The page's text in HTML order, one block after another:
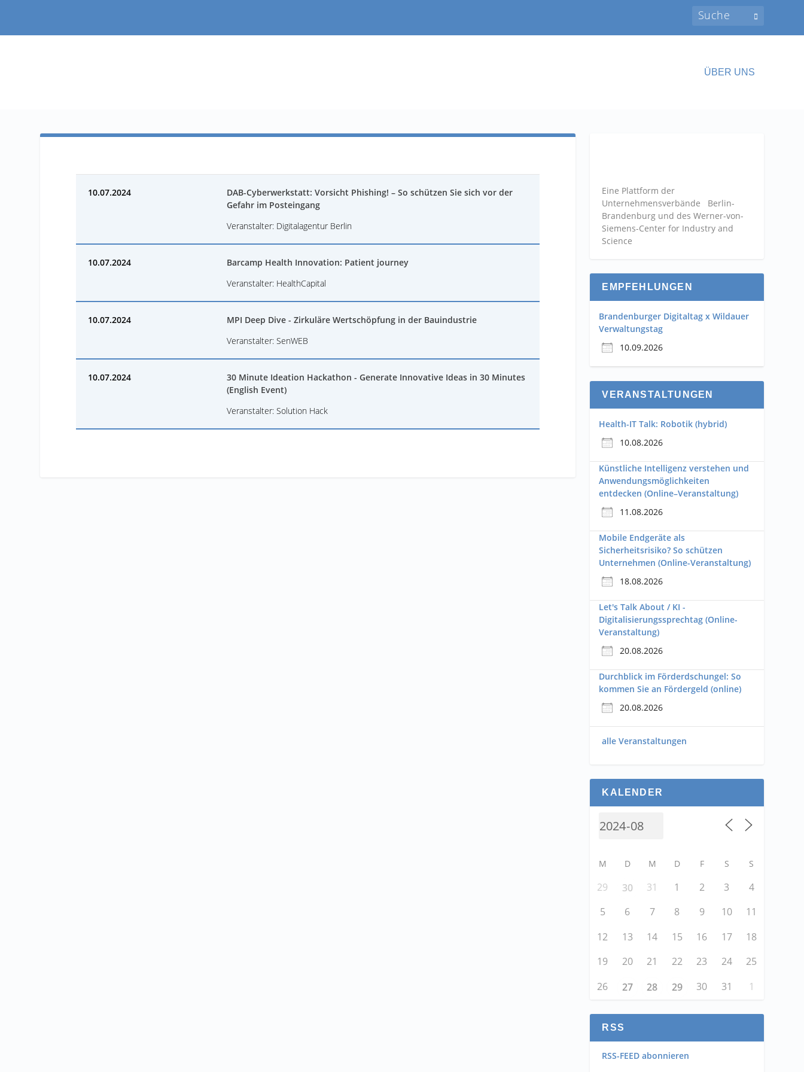
ÜBER UNS
10.07.2024
DAB-Cyberwerkstatt: Vorsicht Phishing! – So schützen Sie sich vor der
Gefahr im Posteingang
Veranstalter: Digitalagentur Berlin
10.07.2024
Barcamp Health Innovation: Patient journey
Veranstalter: HealthCapital
10.07.2024
MPI Deep Dive - Zirkuläre Wertschöpfung in der Bauindustrie
Veranstalter: SenWEB
10.07.2024
30 Minute Ideation Hackathon - Generate Innovative Ideas in 30 Minutes
(English Event)
Veranstalter: Solution Hack
Eine Plattform der
Unternehmensverbände Berlin-
Brandenburg und des Werner-von-
Siemens-Center for Industry and
Science
EMPFEHLUNGEN
Brandenburger Digitaltag x Wildauer
Verwaltungstag
10.09.2026
VERANSTALTUNGEN
Health-IT Talk: Robotik (hybrid)
10.08.2026
Künstliche Intelligenz verstehen und
Anwendungsmöglichkeiten
entdecken (Online–Veranstaltung)
11.08.2026
Mobile Endgeräte als
Sicherheitsrisiko? So schützen
Unternehmen (Online-Veranstaltung)
18.08.2026
Let's Talk About / KI -
Digitalisierungssprechtag (Online-
Veranstaltung)
20.08.2026
Durchblick im Förderdschungel: So
kommen Sie an Fördergeld (online)
20.08.2026
alle Veranstaltungen
KALENDER
M D M D F S S
29 30 31 1 2 3
4
5
6 7 8 9 10
11
12
13 14 15 16 17
18
19
20 21 22 23 24
25
26
27 28 29 30 31 1
RSS
RSS-FEED abonnieren